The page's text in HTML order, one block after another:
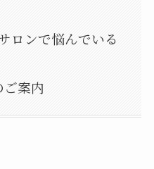
ロンで悩んでいる
案内